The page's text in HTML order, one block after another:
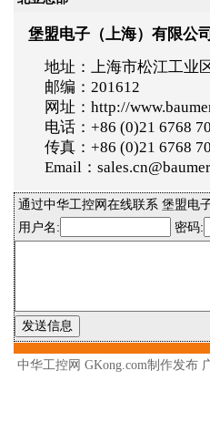
堡盟电子（上海）有限公司
地址：上海市松江工业区
邮编：201612
网址：http://
电话：+86 (0)21 6768
传真：+86 (0)21 6768
Email：
通过中华工控网在线联系 堡盟电
用户名:
密码:
中华工控网 GKong.com制作发布